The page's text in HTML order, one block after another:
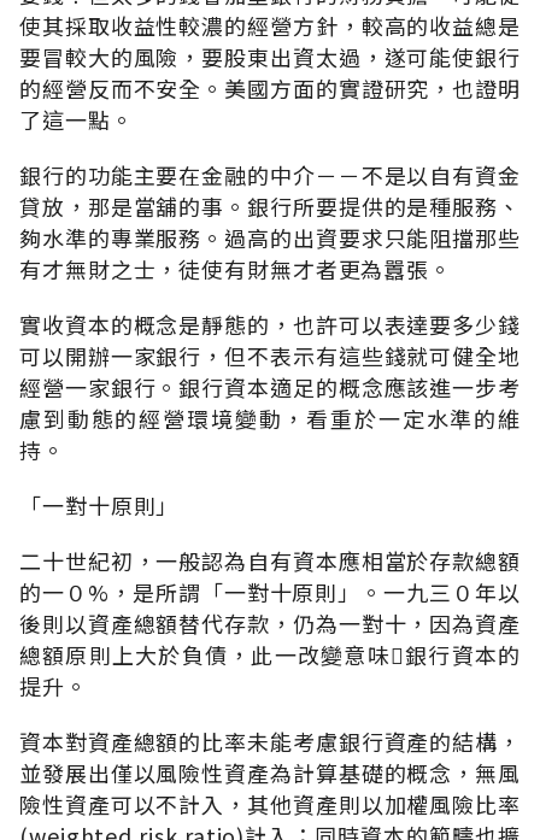
使其採取收益性較濃的經營方針，較高的收益總是
要冒較大的風險，要股東出資太過，遂可能使銀行
的經營反而不安全。美國方面的實證研究，也證明
了這一點。
銀行的功能主要在金融的中介－－不是以自有資金
貸放，那是當舖的事。銀行所要提供的是種服務、
夠水準的專業服務。過高的出資要求只能阻擋那些
有才無財之士，徒使有財無才者更為囂張。
實收資本的概念是靜態的，也許可以表達要多少錢
可以開辦一家銀行，但不表示有這些錢就可健全地
經營一家銀行。銀行資本適足的概念應該進一步考
慮到動態的經營環境變動，看重於一定水準的維
持。
「一對十原則」
二十世紀初，一般認為自有資本應相當於存款總額
的一０%，是所謂「一對十原則」。一九三０年以
後則以資產總額替代存款，仍為一對十，因為資產
總額原則上大於負債，此一改變意味銀行資本的
提升。
資本對資產總額的比率未能考慮銀行資產的結構，
並發展出僅以風險性資產為計算基礎的概念，無風
險性資產可以不計入，其他資產則以加權風險比率